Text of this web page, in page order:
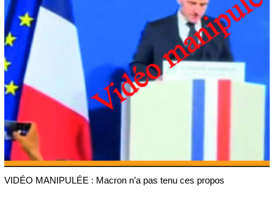
VIDÉO MANIPULÉE : Macron n’a pas tenu ces propos